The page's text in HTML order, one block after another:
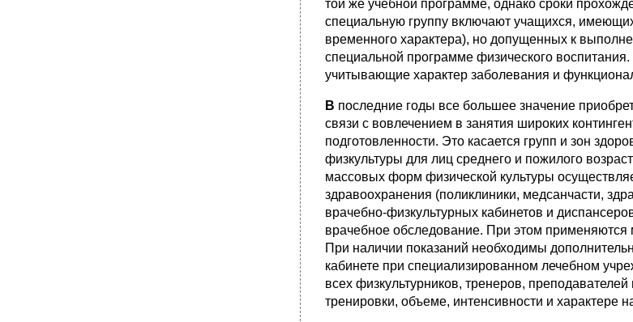
той же учебной программе, однако сроки
специальную группу включают учащихся,
временного характера), но допущенных к
специальной программе физического
учитывающие характер заболевания и
В последние годы все большее значение
связи с вовлечением в занятия широких
подготовленности. Это касается групп и зон
физкультуры для лиц среднего и пожилого
массовых форм физической культуры
здравоохранения (поликлиники, медсанчасти,
врачебно-физкультурных кабинетов и
врачебное обследование. При этом
При наличии показаний необходимы
кабинете при специализированном лечебном
всех физкультурников, тренеров,
тренировки, объеме, интенсивности и характере